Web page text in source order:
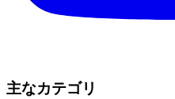
主なカテゴリ